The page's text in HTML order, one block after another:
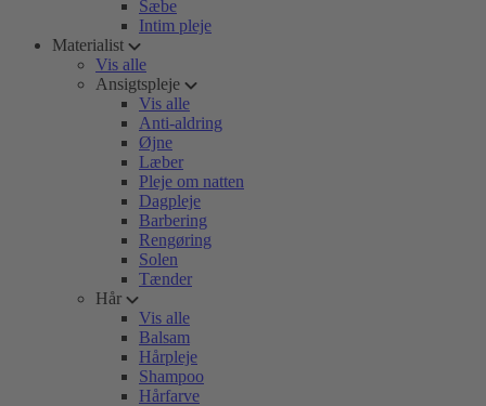
Sæbe
Intim pleje
Materialist
Vis alle
Ansigtspleje
Vis alle
Anti-aldring
Øjne
Læber
Pleje om natten
Dagpleje
Barbering
Rengøring
Solen
Tænder
Hår
Vis alle
Balsam
Hårpleje
Shampoo
Hårfarve